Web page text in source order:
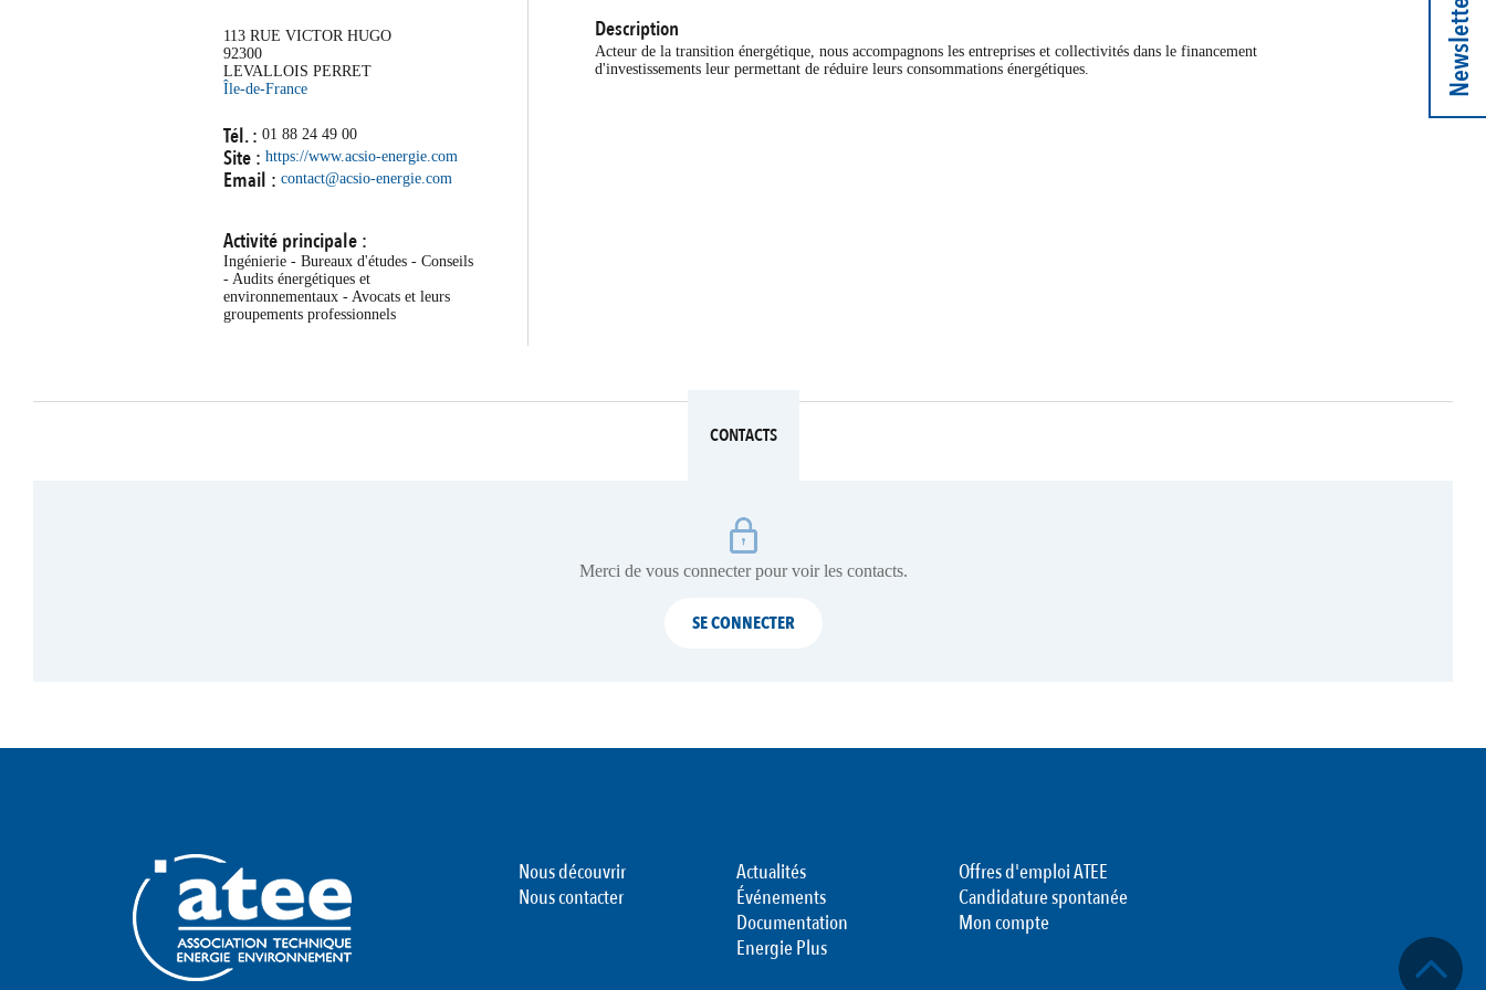
113 RUE VICTOR HUGO
92300
LEVALLOIS PERRET
Île-de-France
Tél. : 01 88 24 49 00
Site : https://www.acsio-energie.com
Email : contact@acsio-energie.com
Activité principale :
Ingénierie - Bureaux d'études - Conseils
- Audits énergétiques et
environnementaux - Avocats et leurs
groupements professionnels
Description
Acteur de la transition énergétique, nous accompagnons les entreprises et collectivités dans le financement
d'investissements leur permettant de réduire leurs consommations énergétiques.
CONTACTS
Merci de vous connecter pour voir les contacts.
SE CONNECTER
Newsletter
Nous découvrir
Nous contacter
Actualités
Événements
Documentation
Energie Plus
Offres d'emploi ATEE
Candidature spontanée
Mon compte